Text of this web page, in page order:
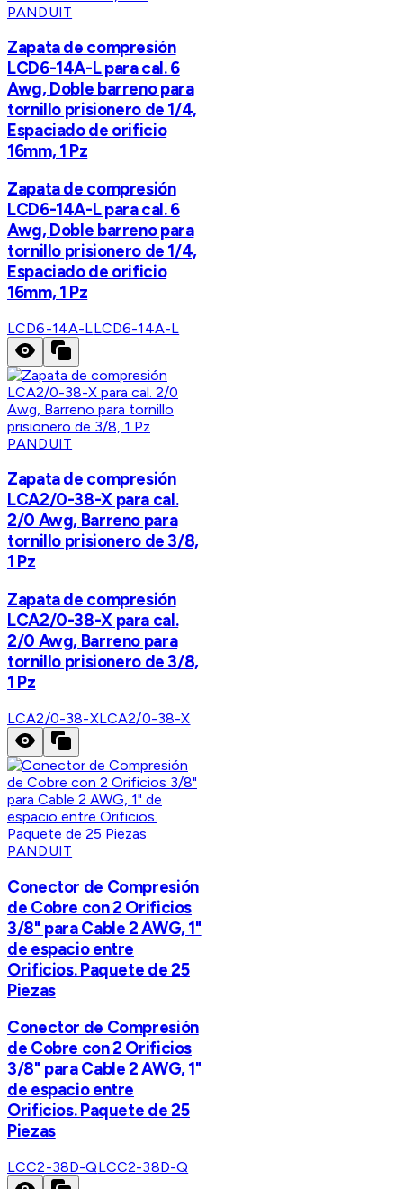
PANDUIT
Zapata de compresión
LCD6-14A-L para cal. 6
Awg, Doble barreno para
tornillo prisionero de 1/4,
Espaciado de orificio
16mm, 1 Pz
Zapata de compresión
LCD6-14A-L para cal. 6
Awg, Doble barreno para
tornillo prisionero de 1/4,
Espaciado de orificio
16mm, 1 Pz
LCD6-14A-LLCD6-14A-L
PANDUIT
Zapata de compresión
LCA2/0-38-X para cal.
2/0 Awg, Barreno para
tornillo prisionero de 3/8,
1 Pz
Zapata de compresión
LCA2/0-38-X para cal.
2/0 Awg, Barreno para
tornillo prisionero de 3/8,
1 Pz
LCA2/0-38-XLCA2/0-38-X
PANDUIT
Conector de Compresión
de Cobre con 2 Orificios
3/8" para Cable 2 AWG, 1"
de espacio entre
Orificios. Paquete de 25
Piezas
Conector de Compresión
de Cobre con 2 Orificios
3/8" para Cable 2 AWG, 1"
de espacio entre
Orificios. Paquete de 25
Piezas
LCC2-38D-QLCC2-38D-Q